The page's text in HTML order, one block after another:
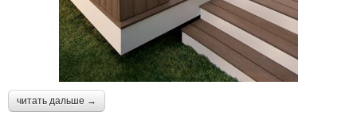
читать дальше →